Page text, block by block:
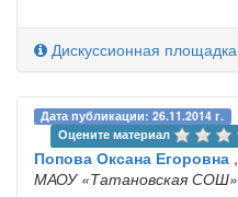
Дискуссионная площадка
Дата публикации: 26.11.2014 г.
Оцените материал
Попова Оксана Егоровна
МАОУ «Татановская СОШ»